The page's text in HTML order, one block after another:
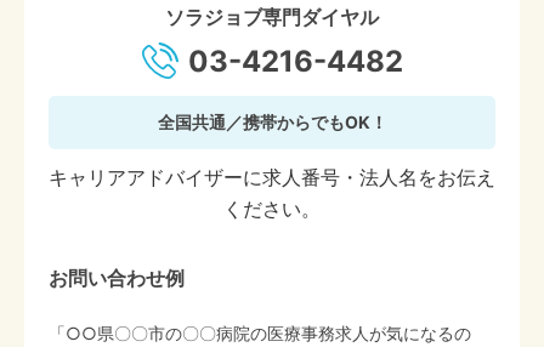
ソラジョブ専門ダイヤル
03-4216-4482
全国共通／携帯からでもOK！
キャリアアドバイザーに求人番号・法人名をお伝え
ください。
お問い合わせ例
「○○県〇〇市の〇〇病院の医療事務求人が気になるの